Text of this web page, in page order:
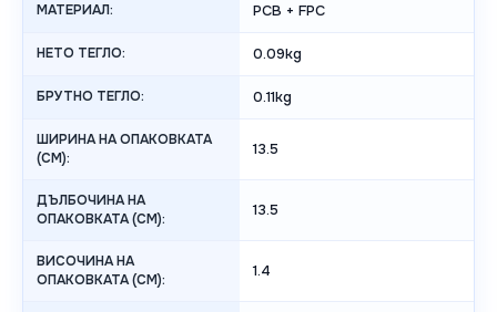
МАТЕРИАЛ: PCB + FPC
НЕТО ТЕГЛО: 0.09kg
БРУТНО ТЕГЛО: 0.11kg
ШИРИНА НА ОПАКОВКАТА
(CM):
13.5
ДЪЛБОЧИНА НА
ОПАКОВКАТА (CM):
13.5
ВИСОЧИНА НА
ОПАКОВКАТА (СМ):
1.4